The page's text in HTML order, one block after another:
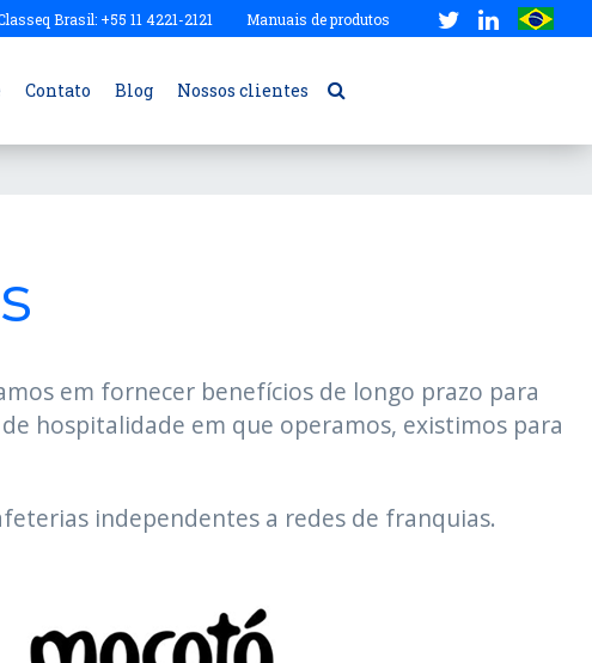
Brasil: +55 11 4221-2121 Manuais de produtos
Contato Blog Nossos clientes
em fornecer benefícios de longo prazo para
hospitalidade em que operamos, existimos para
independentes a redes de franquias.